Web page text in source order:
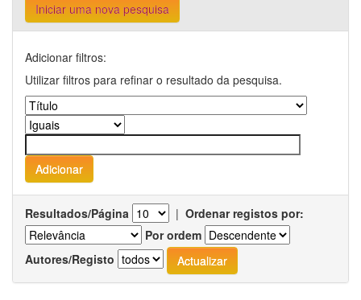
Iniciar uma nova pesquisa
Adicionar filtros:
Utilizar filtros para refinar o resultado da pesquisa.
Resultados/Página | Ordenar registos por:
Por ordem
Autores/Registo